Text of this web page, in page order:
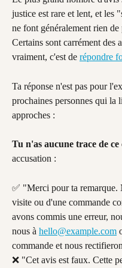
justice est rare et lent, et les
ne font généralement rien
Certains sont carrément des
vraiment, c'est de répondre
Ta réponse n'est pas pour
prochaines personnes qui
approches :
Tu n'as aucune trace de ce
accusation :
✅ "Merci pour ta remarque.
visite ou d'une commande
avons commis une erreur,
nous à hello@example.com
commande et nous
❌ "Cet avis est faux. Cette